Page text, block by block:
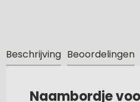
Beschrijving Beoordelingen
Naambordje